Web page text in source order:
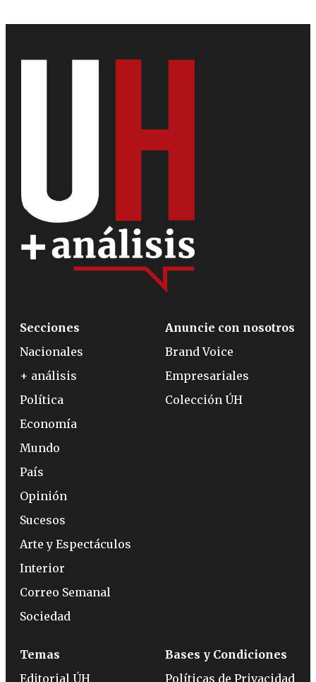
Secciones
Nacionales
+ análisis
Política
Economía
Mundo
País
Opinión
Sucesos
Arte y Espectáculos
Interior
Correo Semanal
Sociedad
Anuncie con nosotros
Brand Voice
Empresariales
Colección ÚH
Temas
Editorial ÚH
Bases y Condiciones
Políticas de Privacidad